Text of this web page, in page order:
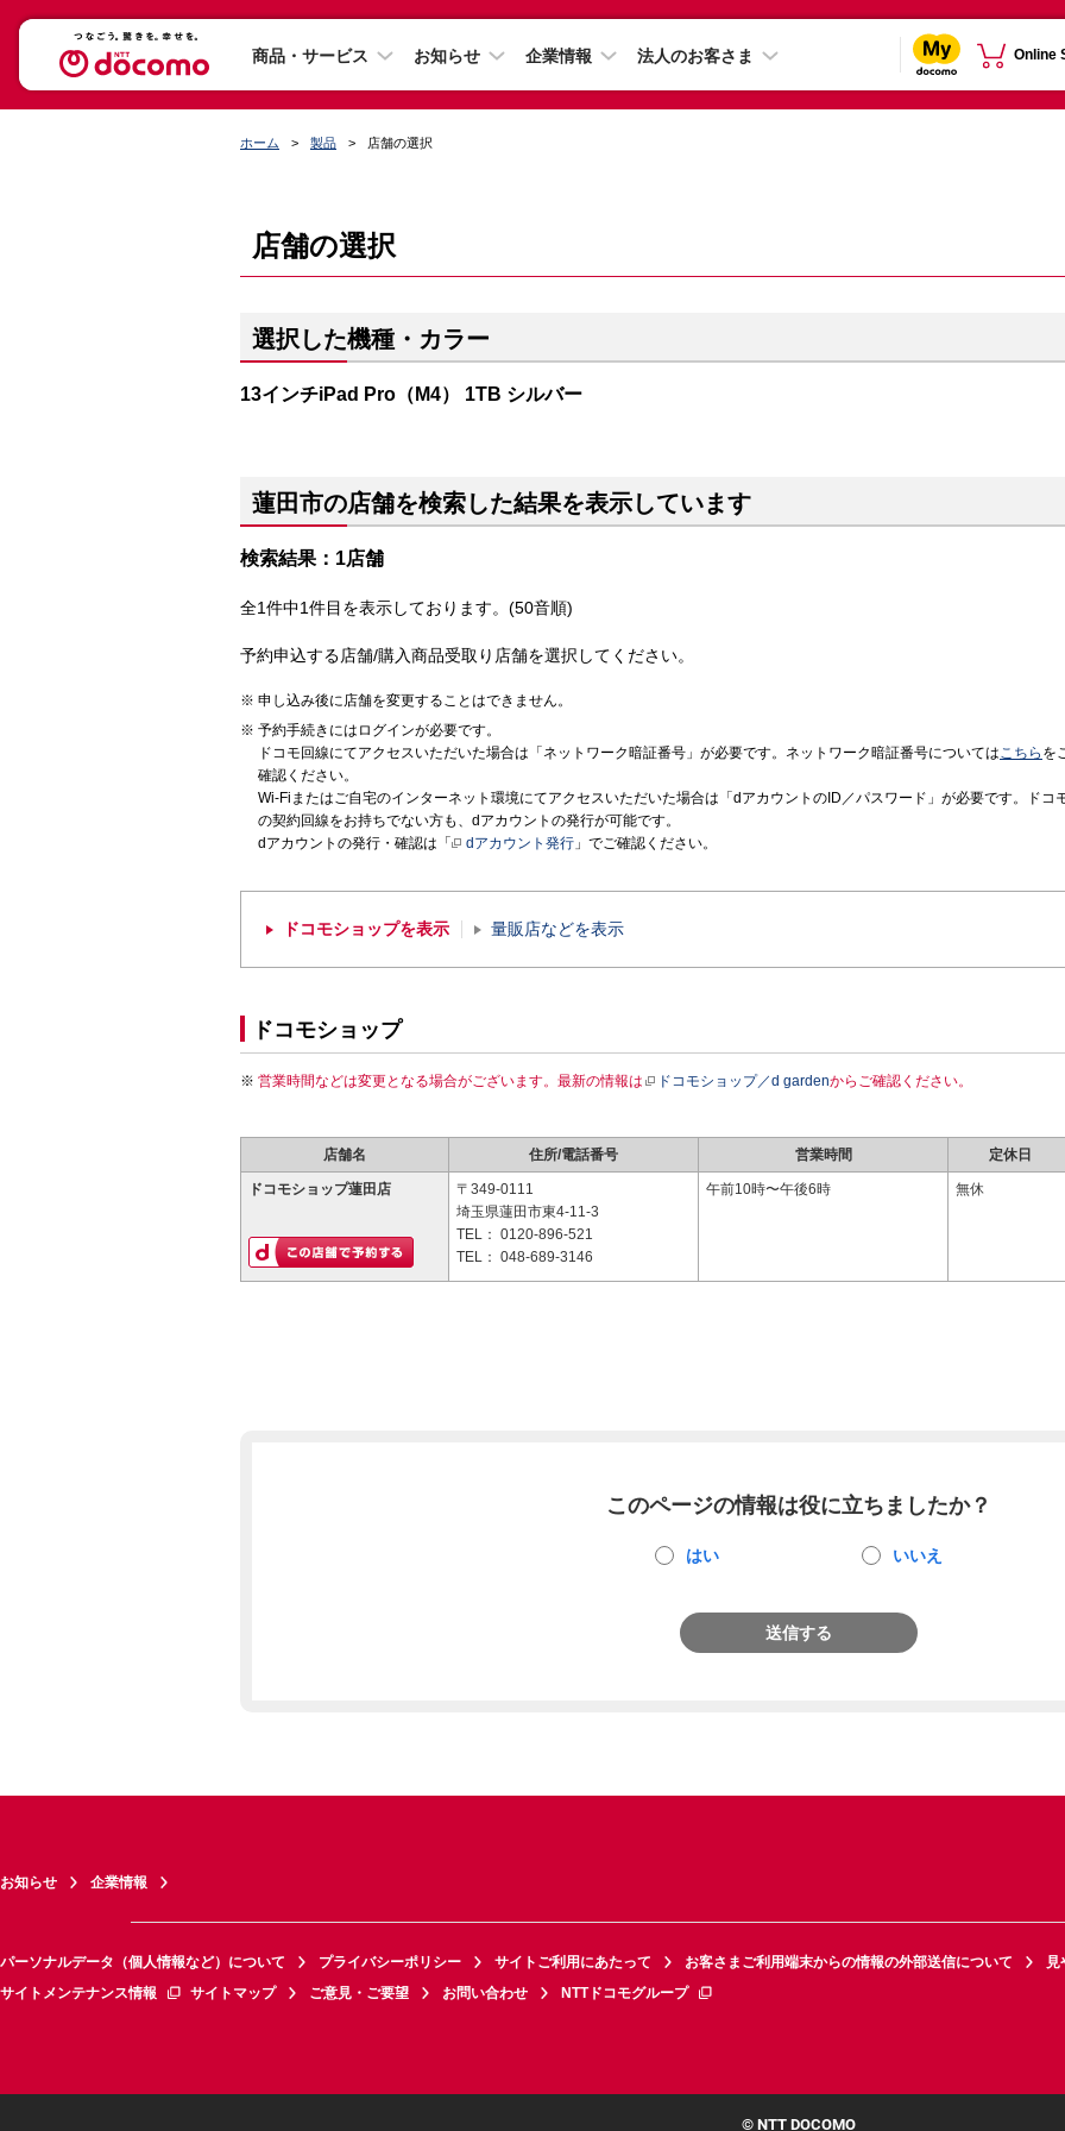
商品・サービス お知らせ 企業情報 法人のお客さま Online
ホーム 製品 店舗の選択
店舗の選択
選択した機種・カラー
13インチiPad Pro（M4） 1TB シルバー
蓮田市の店舗を検索した結果を表示しています
検索結果：1店舗
全1件中1件目を表示しております。(50音順)
予約申込する店舗/購入商品受取り店舗を選択してください。
申し込み後に店舗を変更することはできません。
予約手続きにはログインが必要です。
ドコモ回線にてアクセスいただいた場合は「ネットワーク暗証番号」が必要です。ネットワーク暗証番号についてはこちら を
確認ください。
Wi-Fiまたはご自宅のインターネット環境にてアクセスいただいた場合は「dアカウントのID／パスワード」が必要です。ドコ
の契約回線をお持ちでない方も、dアカウントの発行が可能です。
dアカウントの発行・確認は「
dアカウント発行 」でご確認ください。
ドコモショップを表示 量販店などを表示
ドコモショップ
営業時間などは変更となる場合がございます。最新の情報は ドコモショップ／d gardenからご確認ください。
店舗名 住所/電話番号 営業時間 定休日
ドコモショップ蓮田店
〒349-0111
埼玉県蓮田市東4-11-3
TEL： 0120-896-521
TEL： 048-689-3146
午前10時〜午後6時 無休
このページの情報は役に立ちましたか？
はい いいえ
送信する
お知らせ 企業情報
パーソナルデータ（個人情報など）について プライバシーポリシー サイトご利用にあたって お客さまご利用端末からの情報の外部送信について
見
サイトメンテナンス情報
サイトマップ ご意見・ご要望 お問い合わせ NTTドコモグループ
© NTT DOCOMO